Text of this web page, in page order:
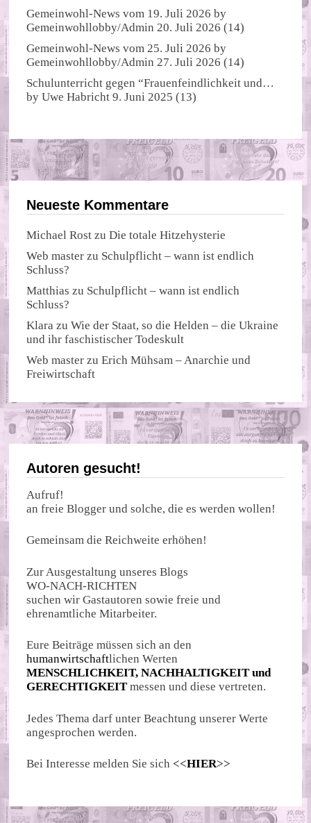
Gemeinwohl-News vom 19. Juli 2026 by
Gemeinwohllobby/Admin 20. Juli 2026 (14)
Gemeinwohl-News vom 25. Juli 2026 by
Gemeinwohllobby/Admin 27. Juli 2026 (14)
Schulunterricht gegen “Frauenfeindlichkeit und…
byUwe Habricht 9. Juni 2025 (13)
Neueste Kommentare
Michael Rost zuDie totale Hitzehysterie
Web master zu Schulpflicht – wann ist endlich
Schluss?
Matthias zu Schulpflicht – wann ist endlich
Schluss?
Klara zuWie der Staat, so die Helden – die Ukraine
und ihr faschistischer Todeskult
Web master zuErich Mühsam – Anarchie und
Freiwirtschaft
Autoren gesucht!
Aufruf!
an freie Blogger und solche, die es werden wollen!
Gemeinsam die Reichweite erhöhen!
Zur Ausgestaltung unseres Blogs
WO-NACH-RICHTEN
suchen wir Gastautoren sowie freie und
ehrenamtliche Mitarbeiter.
Eure Beiträge müssen sich an den
humanwirtschaftlichen Werten
MENSCHLICHKEIT, NACHHALTIGKEIT und
GERECHTIGKEIT messen und diese vertreten.
Jedes Thema darf unter Beachtung unserer Werte
angesprochen werden.
Bei Interesse melden Sie sich <<HIER>>